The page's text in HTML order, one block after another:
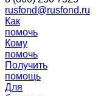
rusfond@rusfond.ru
Как
помочь
Кому
помочь
Получить
помощь
Для